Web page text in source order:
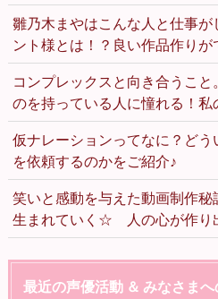
雛乃木まやはこんな人と仕事
ント様とは！？良い作品作り
コンプレックスと向き合うこ
のを持っている人に憧れる！
仮ナレーションってなに？ど
を依頼するのかをご紹介♪
笑いと感動を与えた動画制作秘
生まれていく☆ 人の心が作り
最近の声優活動 ＆ みなさま